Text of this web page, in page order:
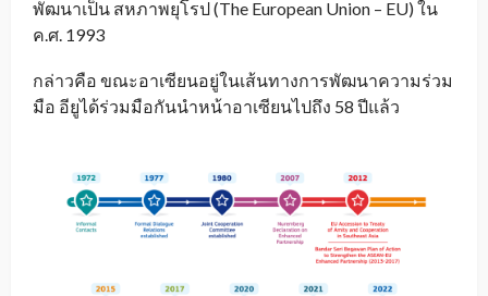
พัฒนาเป็น สหภาพยุโรป (The European Union – EU) ใน
ค.ศ. 1993
กล่าวคือ ขณะอาเซียนอยู่ในเส้นทางการพัฒนาความร่วม
มือ อียูได้ร่วมมือกันนำหน้าอาเซียนไปถึง 58 ปีแล้ว